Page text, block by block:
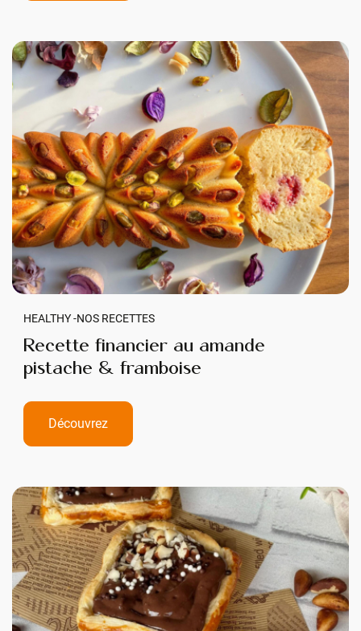
HEALTHY -NOS RECETTES
Recette financier au amande
pistache & framboise
Découvrez